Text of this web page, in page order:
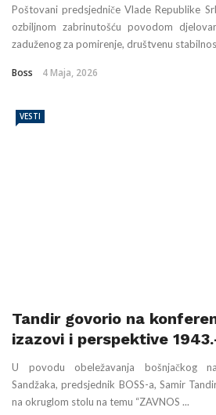
Poštovani predsjedniče Vlade Republike
ozbiljnom zabrinutošću povodom
zaduženog za pomirenje, društvenu
Boss 4 Maja, 2026
VESTI
Tandir govorio na
izazovi i perspektive
U povodu obeležavanja bošnjačkog
Sandžaka, predsjednik BOSS-a, Samir
na okruglom stolu na temu “ZAVNOS ...